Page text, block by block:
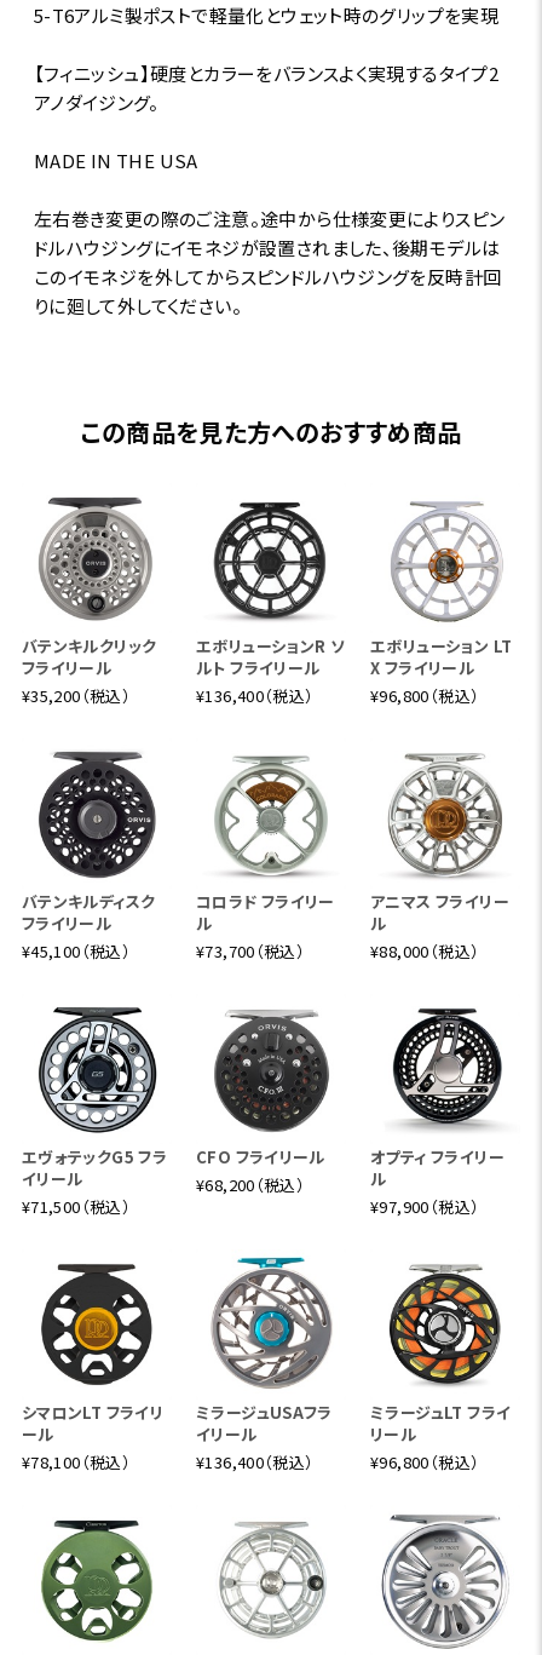
5-T6アルミ製ポストで軽量化とウェット時のグリップを実現
【フィニッシュ】硬度とカラーをバランスよく実現するタイプ2
アノダイジング。
MADE IN THE USA
左右巻き変更の際のご注意。途中から仕様変更によりスピン
ドルハウジングにイモネジが設置されました、後期モデルは
このイモネジを外してからスピンドルハウジングを反時計回
りに廻して外してください。
この商品を見た方へのおすすめ商品
バテンキルクリック
フライリール
¥35,200（税込）
エボリューションR ソ
ルト フライリール
¥136,400（税込）
エボリューション LT
X フライリール
¥96,800（税込）
バテンキルディスク
フライリール
¥45,100（税込）
コロラド フライリー
ル
¥73,700（税込）
アニマス フライリー
ル
¥88,000（税込）
エヴォテックG5 フラ
イリール
¥71,500（税込）
CFO フライリール
¥68,200（税込）
オプティ フライリー
ル
¥97,900（税込）
シマロンLT フライリ
ール
¥78,100（税込）
ミラージュUSAフラ
イリール
¥136,400（税込）
ミラージュLT フライ
リール
¥96,800（税込）